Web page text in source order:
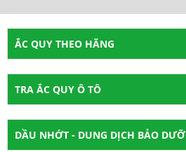
ẮC QUY THEO HÃNG
TRA ẮC QUY Ô TÔ
DẦU NHỚT - DUNG DỊCH BẢO